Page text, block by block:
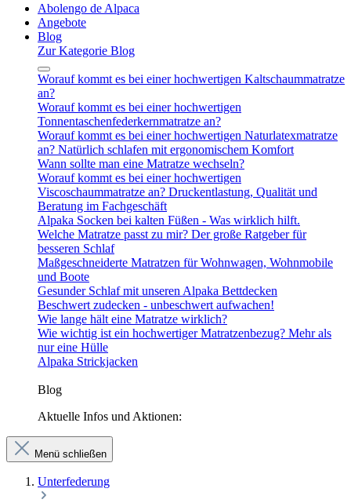
Abolengo de Alpaca
Angebote
Blog
Zur Kategorie Blog
Worauf kommt es bei einer hochwertigen Kaltschaummatratze
an?
Worauf kommt es bei einer hochwertigen
Tonnentaschenfederkernmatratze an?
Worauf kommt es bei einer hochwertigen Naturlatexmatratze
an? Natürlich schlafen mit ergonomischem Komfort
Wann sollte man eine Matratze wechseln?
Worauf kommt es bei einer hochwertigen
Viscoschaummatratze an? Druckentlastung, Qualität und
Beratung im Fachgeschäft
Alpaka Socken bei kalten Füßen - Was wirklich hilft.
Welche Matratze passt zu mir? Der große Ratgeber für
besseren Schlaf
Maßgeschneiderte Matratzen für Wohnwagen, Wohnmobile
und Boote
Gesunder Schlaf mit unseren Alpaka Bettdecken
Beschwert zudecken - unbeschwert aufwachen!
Wie lange hält eine Matratze wirklich?
Wie wichtig ist ein hochwertiger Matratzenbezug? Mehr als
nur eine Hülle
Alpaka Strickjacken
Blog
Aktuelle Infos und Aktionen:
Menü schließen
Unterfederung